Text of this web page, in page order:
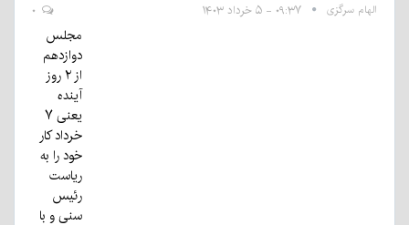
الهام سرگزی ۰۹:۳۷ - ۵ خرداد ۱۴۰۳
مجلس
دوازدهم
از ۲ روز
آینده
یعنی ۷
خرداد کار
خود را به
ریاست
رئیس
سنی و با